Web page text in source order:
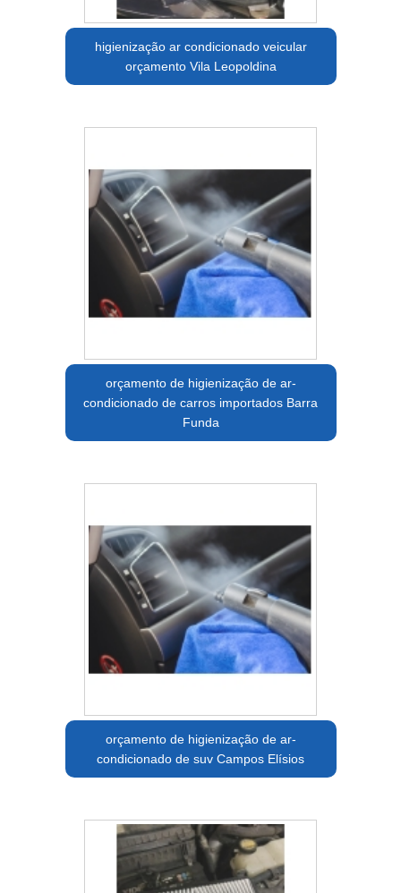
higienização ar condicionado veicular
orçamento Vila Leopoldina
orçamento de higienização de ar-
condicionado de carros importados Barra
Funda
orçamento de higienização de ar-
condicionado de suv Campos Elísios